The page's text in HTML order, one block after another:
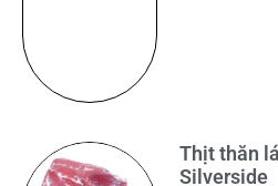
Thịt thăn
Silverside